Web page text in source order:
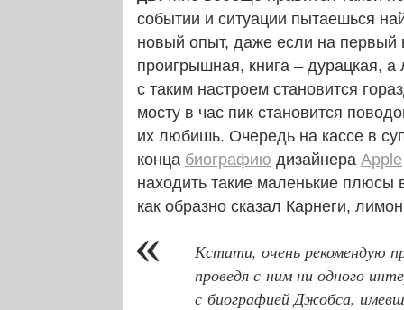
событии и ситуации пытаешься
новый опыт, даже если на первый
проигрышная, книга – дурацкая,
с таким настроем становится
мосту в час пик становится
их любишь. Очередь на кассе в
конца биографию дизайнера Apple
находить такие маленькие
как образно сказал Карнеги,
Кстати, очень рекомендую
проведя с ним ни одного
с биографией Джобса,